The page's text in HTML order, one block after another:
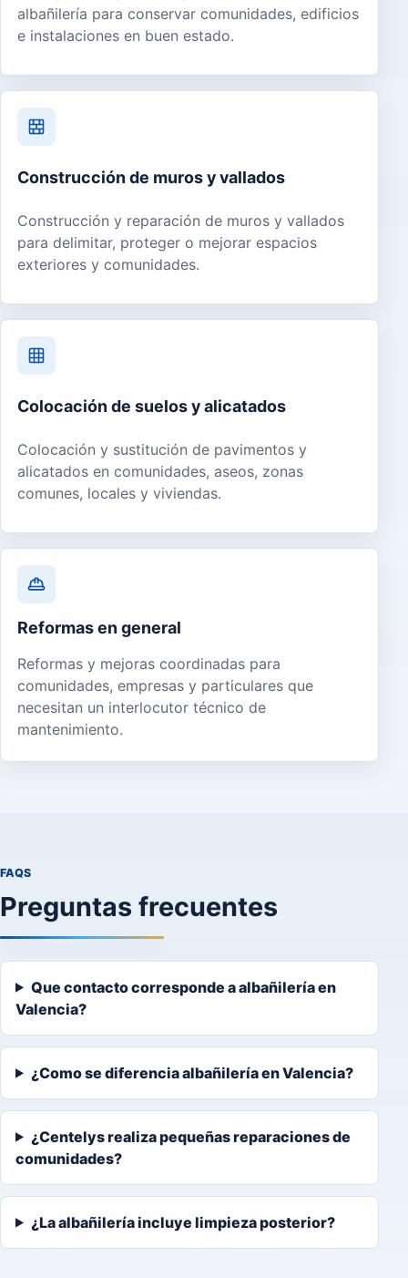
albañilería para conservar comunidades, edificios
e instalaciones en buen estado.
Construcción de muros y vallados
Construcción y reparación de muros y vallados
para delimitar, proteger o mejorar espacios
exteriores y comunidades.
Colocación de suelos y alicatados
Colocación y sustitución de pavimentos y
alicatados en comunidades, aseos, zonas
comunes, locales y viviendas.
Reformas en general
Reformas y mejoras coordinadas para
comunidades, empresas y particulares que
necesitan un interlocutor técnico de
mantenimiento.
FAQS
Preguntas frecuentes
Que contacto corresponde a albañilería en
Valencia?
¿Como se diferencia albañilería en Valencia?
¿Centelys realiza pequeñas reparaciones de
comunidades?
¿La albañilería incluye limpieza posterior?